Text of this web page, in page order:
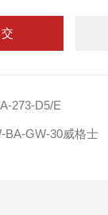
273-D5/E
BA-GW-30威格士